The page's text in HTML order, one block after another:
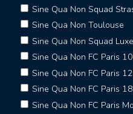
Sine Qua Non Squad
Sine Qua Non Toulouse
Sine Qua Non Squad
Sine Qua Non FC Paris 10
Sine Qua Non FC Paris 12
Sine Qua Non FC Paris 18
Sine Qua Non FC Paris